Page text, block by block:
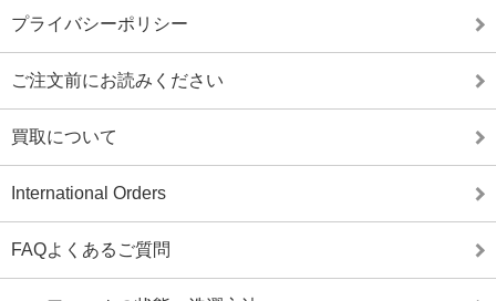
プライバシーポリシー
ご注文前にお読みください
買取について
International Orders
FAQよくあるご質問